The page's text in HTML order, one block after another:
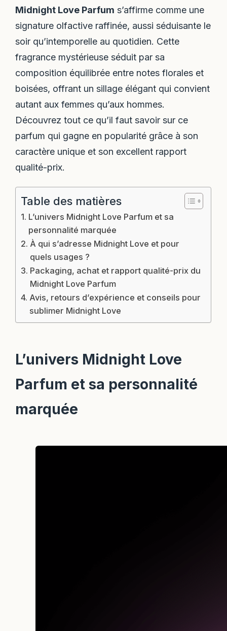
Midnight Love Parfum s’affirme comme une
signature olfactive raffinée, aussi séduisante le
soir qu’intemporelle au quotidien. Cette
fragrance mystérieuse séduit par sa
composition équilibrée entre notes florales et
boisées, offrant un sillage élégant qui convient
autant aux femmes qu’aux hommes.
Découvrez tout ce qu’il faut savoir sur ce
parfum qui gagne en popularité grâce à son
caractère unique et son excellent rapport
qualité-prix.
Table des matières
L’univers Midnight Love Parfum et sa
personnalité marquée
À qui s’adresse Midnight Love et pour
quels usages ?
Packaging, achat et rapport qualité-prix du
Midnight Love Parfum
Avis, retours d’expérience et conseils pour
sublimer Midnight Love
L’univers Midnight Love
Parfum et sa personnalité
marquée